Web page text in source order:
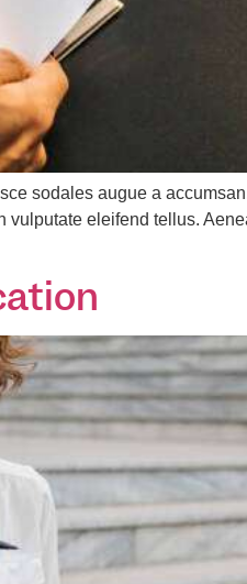
sodales augue a
vulputate eleifend tellus.